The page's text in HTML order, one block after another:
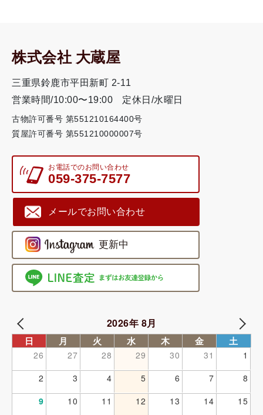
株式会社 大蔵屋
三重県鈴鹿市平田新町 2-11
営業時間/10:00〜19:00
定休日/水曜日
古物許可番号 第551210164400号
質屋許可番号 第551210000007号
お電話でのお問い合わせ
059-375-7577
メールでお問い合わせ
2026年 8月
日 月 火 水 木 金 土
26 27 28 29 30 31
1
2
3 4 5 6 7
8
9
10 11 12 13 14
15